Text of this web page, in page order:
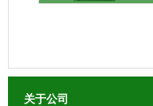
关于公司